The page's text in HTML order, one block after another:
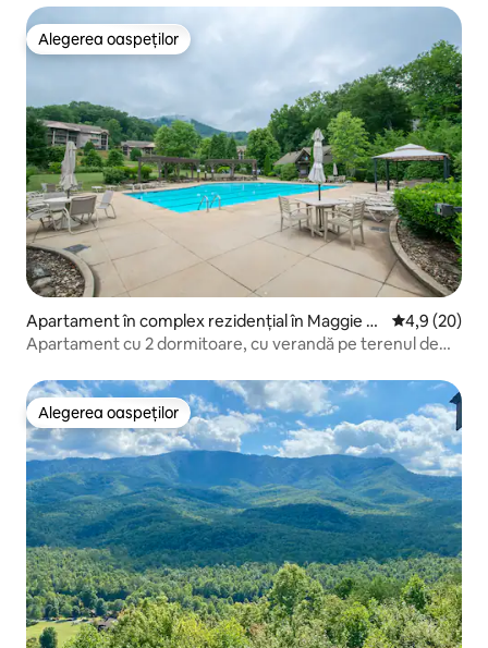
Alegerea oaspeților
Alegerea oaspeților
Apartament în complex rezidențial în Maggie V
alley
Scor mediu
4,9 (20)
Apartament cu 2 dormitoare, cu verandă pe terenul de
Alegerea oaspeților
Alegerea oaspeților